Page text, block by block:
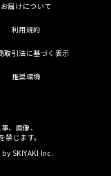
お届けについて
利用規約
取引法に基づく表示
推奨環境
、画像、
じます。
by SKIYAKI Inc.